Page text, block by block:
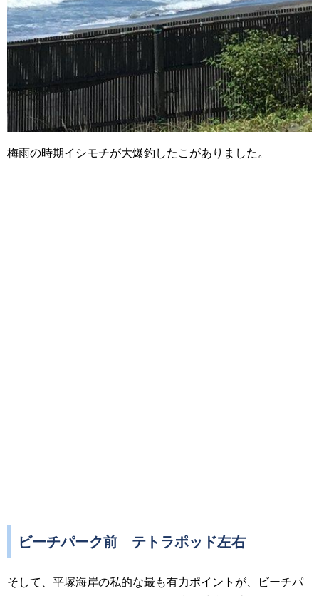
梅雨の時期イシモチが大爆釣したこがありました。
ビーチパーク前 テトラポッド左右
そして、平塚海岸の私的な最も有力ポイントが、ビーチパ